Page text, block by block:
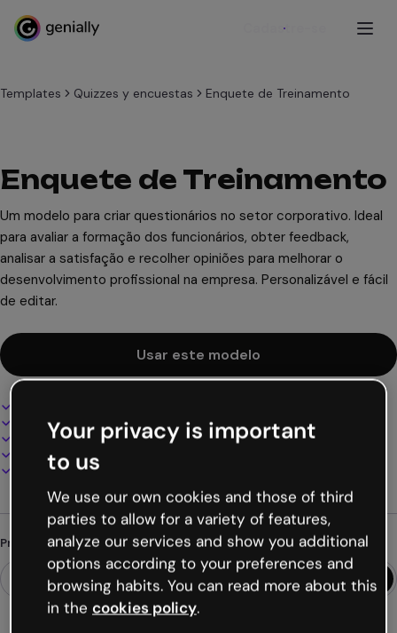
Cadastre-se
Templates Quizzes y encuestas Enquete de Treinamento
Enquete de Treinamento
Um modelo para criar questionários no setor corporativo. Ideal
para avaliar a formação dos funcionários, obter feedback,
analisar a satisfação e recolher opiniões para melhorar o
desenvolvimento profissional na empresa. Personalizável e fácil
de editar.
Usar este modelo
100% personalizável
Adicione áudio, vídeo e multimídia
Apresente, compartilhe ou publique online
Baixe em PDF, MP4 e outros formatos
Procurando algo diferente?
Your privacy is important
to us
We use our own cookies and those of third
parties to allow for a variety of features,
analyze our services and show you additional
options according to your preferences and
browsing habits. You can read more about this
in the cookies policy.